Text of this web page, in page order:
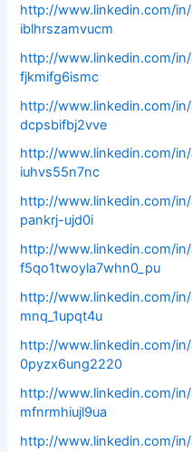
http://www.linkedin.com/
iblhrszamvucm
http://www.linkedin.com/
fjkmifg6ismc
http://www.linkedin.com/
dcpsbifbj2vve
http://www.linkedin.com/
iuhvs55n7nc
http://www.linkedin.com/
pankrj-ujd0i
http://www.linkedin.com/
f5qo1twoyla7whn0_pu
http://www.linkedin.com/
mnq_1upqt4u
http://www.linkedin.com/
0pyzx6ung2220
http://www.linkedin.com/
mfnrmhiujl9ua
http://www.linkedin.com/